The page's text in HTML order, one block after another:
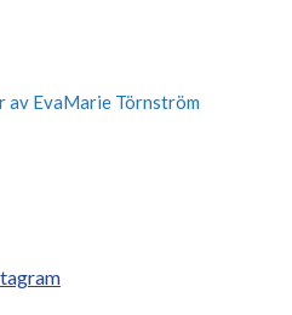
av EvaMarie Törnström